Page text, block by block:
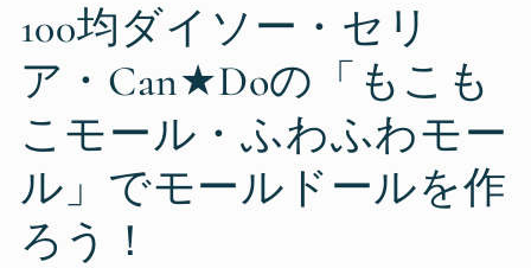
100均ダイソー・セリ
ア・Can★Doの「もこも
こモール・ふわふわモー
ル」でモールドールを作
ろう！